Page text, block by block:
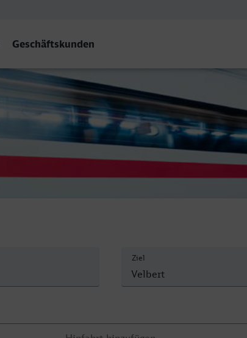
Geschäftskunden
Ziel